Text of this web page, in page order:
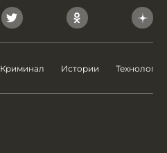
Криминал Истории Технологии